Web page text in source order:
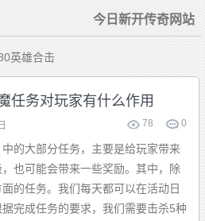
今日新开传奇网站
英雄合击
任务对玩家有什么作用
78 0
大部分任务，主要是给玩家带来
也可能会带来一些奖励。其中，除
的任务。我们每天都可以在活动日
成任务的要求，我们需要击杀5种